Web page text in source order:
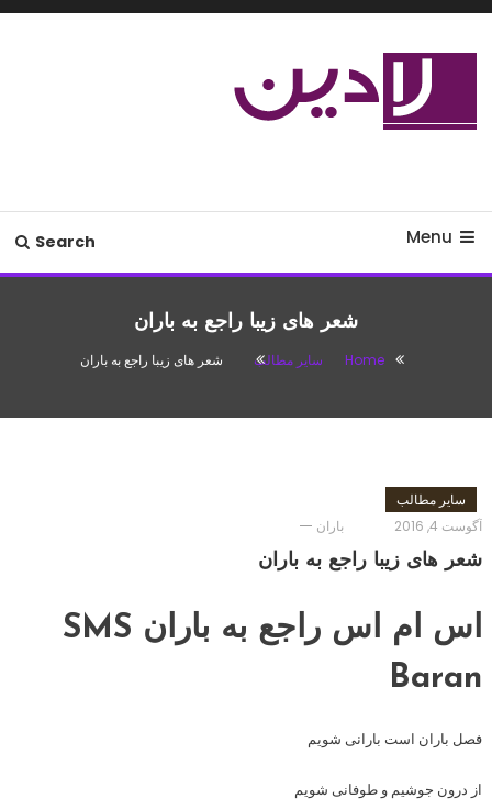
Skip
Menu
Search
شعر های زیبا راجع به باران
Home سایر مطالب شعر های زیبا راجع به باران
سایر مطالب
آگوست 4, 2016
باران
شعر های زیبا راجع به باران
اس ام اس راجع به باران SMS
Baran
فصل باران است بارانی شویم
از درون جوشیم و طوفانی شویم